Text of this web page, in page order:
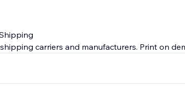
carriers and manufacturers. Print on
can expect quick makeup dropshipping or